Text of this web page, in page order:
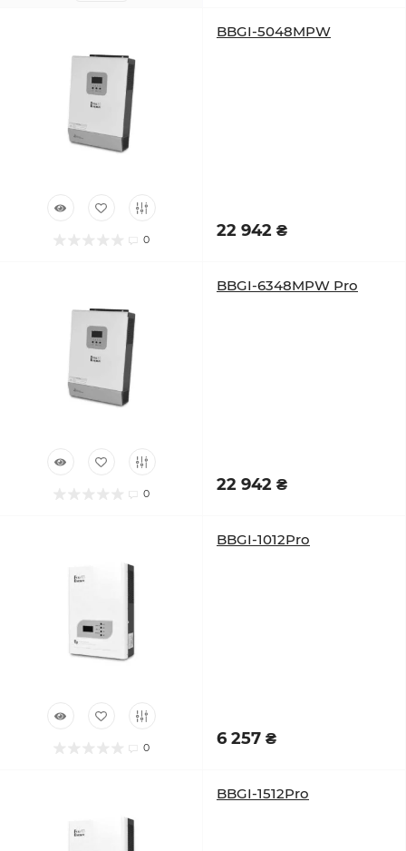
0
BBGI-5048MPW
22 942 ₴
0
BBGI-6348MPW Pro
22 942 ₴
0
BBGI-1012Pro
6 257 ₴
BBGI-1512Pro